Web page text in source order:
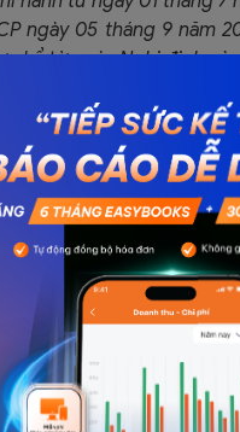
ngày 05 tháng 9 năm
kể từ ngày Nghị định
Cổng dịch vụ công
cấp cho cá nhân được sử
Cổng dịch vụ công
cấp cho cơ quan, tổ
giấy xác nhận đủ
định số 59/2022/
trị sử dụng đến hết thời
định danh điện tử
cước Bộ Công an có
dụng định danh quốc